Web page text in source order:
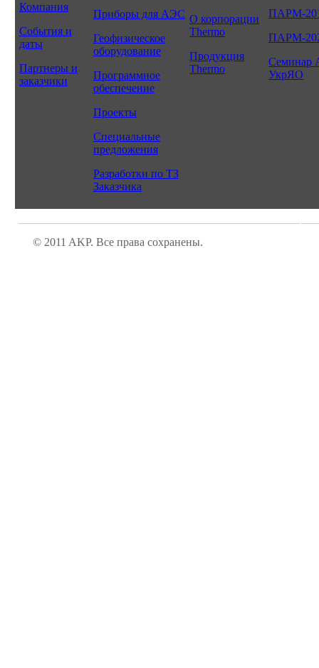
Компания
События и
даты
Партнеры и
заказчики
Приборы для АЭС
Геофизическое
оборудование
Программное
обеспечение
Проекты
Специальные
предложения
Разработки по ТЗ
Заказчика
О корпорации
Thermo
Продукция
Thermo
ПАРМ-
ПАРМ-
Семинар
УкрЯО
© 2011 AKP. Все права сохранены.